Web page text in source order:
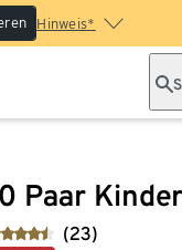
Hinweis*
Paar
(23)